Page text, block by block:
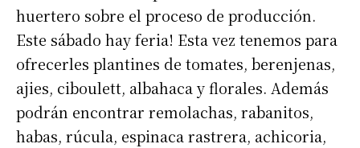
Dirección de correo electrónico*
Nombre
huertero sobre el proceso de producción.
Este sábado hay feria! Esta vez tenemos para
ofrecerles plantines de tomates, berenjenas,
ajies, ciboulett, albahaca y florales. Además
podrán encontrar remolachas, rabanitos,
habas, rúcula, espinaca rastrera, achicoria,